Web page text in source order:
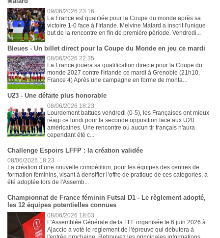
09/06/2026 23:16
La France est qualifiée pour la Coupe du monde après sa
victoire 1-0 face à l'Irlande. Melvine Malard a inscrit l'unique
but de la rencontre en fin de première période. Vendredi...
Bleues - Un billet direct pour la Coupe du Monde en jeu ce mardi
08/06/2026 22:35
La France jouera sa qualification directe pour la Coupe du
monde 2027 contre l'Irlande ce mardi à Grenoble (21h10,
France 4) Après une campagne en forme de monta...
U23 - Une défaite plus honorable
08/06/2026 18:23
Lourdement battues vendredi (0-5), les Françaises ont mieux
réagi ce lundi pour la seconde opposition face aux U20
américaines. Une rencontre où aucun tir français n'aura
cependant été c...
Challenge Espoirs LFFP : la création validée
08/06/2026 18:23
La création d’une nouvelle compétition, pour les équipes des centres de
formation féminins, visant à densifier l’offre de pratique de ces catégories, a
été adoptée lors de l'Assemb...
Championnat de France féminin Futsal D1 - Le règlement adopté,
les 12 équipes potentielles connues
08/06/2026 18:03
L'Assemblée Générale de la FFF organisée le 6 juin 2026 à
Ajaccio a voté le règlement de l'épreuve qui débutera à